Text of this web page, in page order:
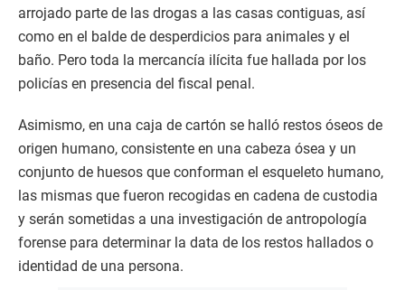
arrojado parte de las drogas a las casas contiguas, así
como en el balde de desperdicios para animales y el
baño. Pero toda la mercancía ilícita fue hallada por los
policías en presencia del fiscal penal.
Asimismo, en una caja de cartón se halló restos óseos de
origen humano, consistente en una cabeza ósea y un
conjunto de huesos que conforman el esqueleto humano,
las mismas que fueron recogidas en cadena de custodia
y serán sometidas a una investigación de antropología
forense para determinar la data de los restos hallados o
identidad de una persona.